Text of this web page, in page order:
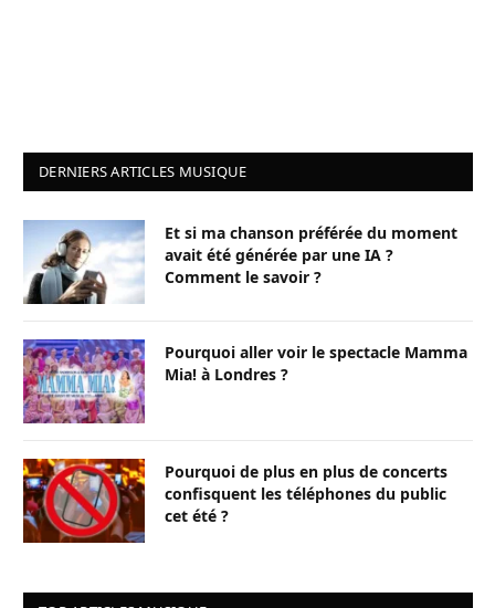
DERNIERS ARTICLES MUSIQUE
Et si ma chanson préférée du moment
avait été générée par une IA ?
Comment le savoir ?
Pourquoi aller voir le spectacle Mamma
Mia! à Londres ?
Pourquoi de plus en plus de concerts
confisquent les téléphones du public
cet été ?